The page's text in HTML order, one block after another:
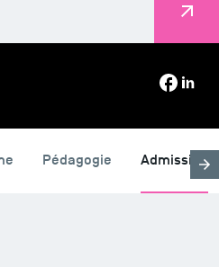
Pédagogie Admission